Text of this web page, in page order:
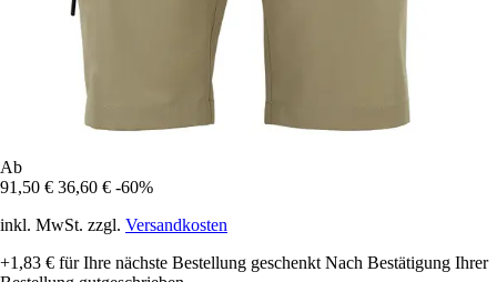
Ab
91,50 € 36,60 € -60%
inkl. MwSt. zzgl. Versandkosten
+1,83 € für Ihre nächste Bestellung geschenkt Nach Bestätigung Ihrer